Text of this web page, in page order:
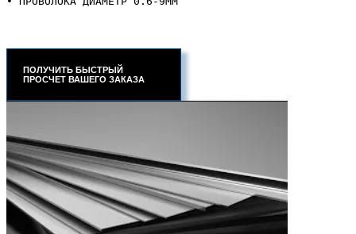
ПОЛУЧИТЬ БЫСТРЫЙ
ПРОСЧЕТ ВАШЕГО ЗАКАЗА